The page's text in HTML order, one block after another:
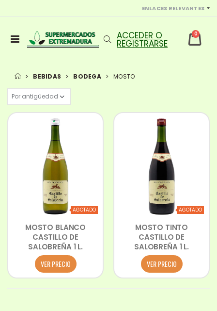
ENLACES RELEVANTES
0
BEBIDAS BODEGA MOSTO
AGOTADO
MOSTO BLANCO
CASTILLO DE
SALOBREÑA 1 L.
VER PRECIO
AGOTADO
MOSTO TINTO
CASTILLO DE
SALOBREÑA 1 L.
VER PRECIO